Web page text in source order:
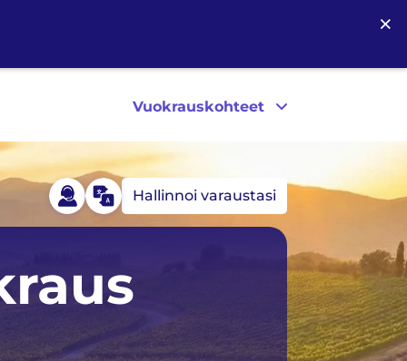
×
Vuokrauskohteet
Irlanti
Hallinnoi varaustasi